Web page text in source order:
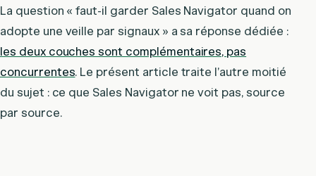
La question « faut-il garder Sales Navigator quand on
adopte une veille par signaux » a sa réponse dédiée :
les deux couches sont complémentaires, pas
concurrentes. Le présent article traite l’autre moitié
du sujet : ce que Sales Navigator ne voit pas, source
par source.